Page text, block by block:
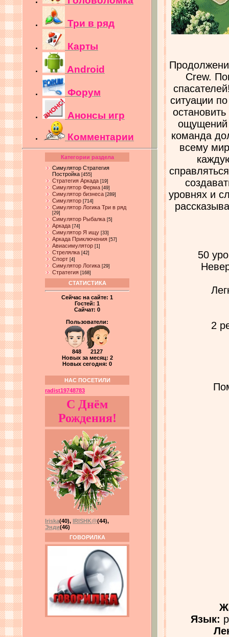
Три в ряд
Карты
Android
Форум
Анонсы игр
Комментарии
Категории раздела
Симулятор Стратегия
Постройка [455]
Стратегия Аркада [19]
Симулятор Ферма [49]
Симулятор бизнеса [289]
Симулятор [714]
Симулятор Логика Три в ряд
[29]
Симулятор Рыбалка [5]
Аркада [74]
Симулятор Я ищу [33]
Аркада Приключения [57]
Авиасимулятор [1]
Стрелялка [42]
Спорт [4]
Симулятор Логика [29]
Стратегия [168]
СТАТИСТИКА
Сейчас на сайте: 1
Гостей: 1
Сайчат: 0
Пользователи:
848 2127
Новых за месяц: 2
Новых сегодня: 0
НАС ПОСЕТИЛИ
radist19748783
С Днём
Рождения!
Iriska(40), IRISHK@(44),
Энди(46)
ГОВОРИЛКА
Crew.
ситуации
ощущений
команда
всему
уровнях и
50
2
Язык: